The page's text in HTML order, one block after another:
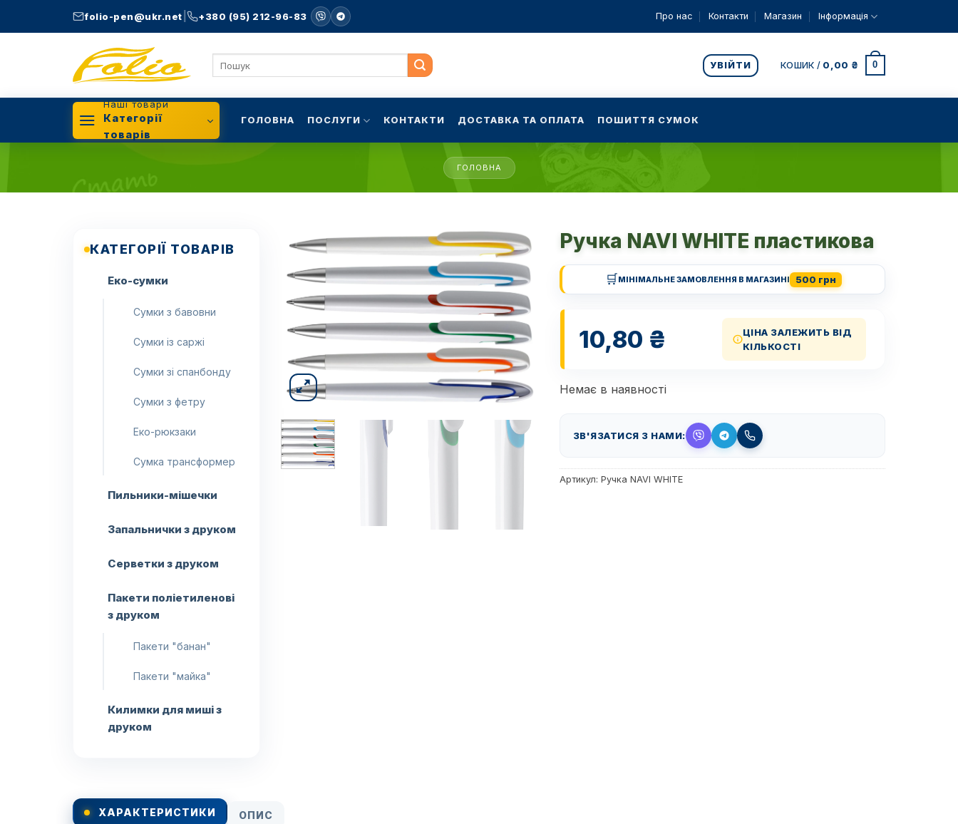
folio-pen@ukr.net +380 (95) 212-96-83 Про нас Контакти Магазин Інформація
УВІЙТИ КОШИК / 0,00 ₴ 0
Наші товари
Категорії
товарів
ГОЛОВНА ПОСЛУГИ КОНТАКТИ ДОСТАВКА ТА ОПЛАТА ПОШИТТЯ СУМОК
ГОЛОВНА
КАТЕГОРІЇ ТОВАРІВ
Еко-сумки
Сумки з бавовни
Сумки із саржі
Сумки зі спанбонду
Сумки з фетру
Еко-рюкзаки
Сумка трансформер
Пильники-мішечки
Запальнички з друком
Серветки з друком
Пакети поліетиленові
з друком
Пакети "банан"
Пакети "майка"
Килимки для миші з
друком
Ручка NAVI WHITE пластикова
🛒МІНІМАЛЬНЕ ЗАМОВЛЕННЯ В МАГАЗИНІ 500 грн
10,80 ₴
ЦІНА ЗАЛЕЖИТЬ ВІД
КІЛЬКОСТІ
Немає в наявності
ЗВ'ЯЗАТИСЯ З НАМИ:
Артикул: Ручка NAVI WHITE
ХАРАКТЕРИСТИКИ ОПИС